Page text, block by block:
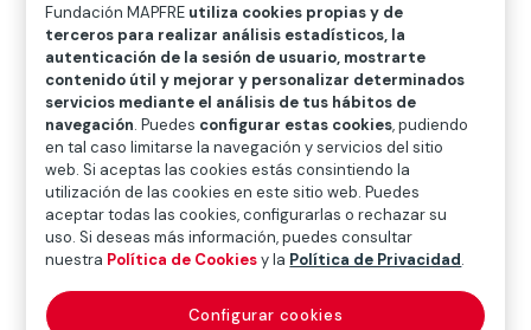
V
W X Y Z
Diccionario de seguros
grupo financiero
(financial group)
Fundación MAPFRE utiliza cookies propias y de
terceros para realizar análisis estadísticos, la
autenticación de la sesión de usuario, mostrarte
contenido útil y mejorar y personalizar determinados
servicios mediante el análisis de tus hábitos de
navegación. Puedes configurar estas cookies, pudiendo
en tal caso limitarse la navegación y servicios del sitio
web. Si aceptas las cookies estás consintiendo la
utilización de las cookies en este sitio web. Puedes
aceptar todas las cookies, configurarlas o rechazar su
uso. Si deseas más información, puedes consultar
nuestra Política de Cookiesy la Política de Privacidad.
Configurar cookies